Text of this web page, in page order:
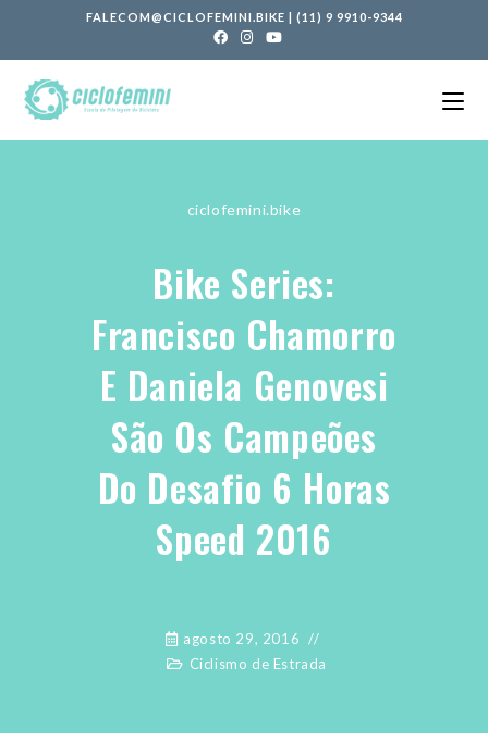
FALECOM@CICLOFEMINI.BIKE | (11) 9 9910-9344
ciclofemini.bike
Bike Series:
Francisco Chamorro
E Daniela Genovesi
São Os Campeões
Do Desafio 6 Horas
Speed 2016
agosto 29, 2016
Ciclismo de Estrada